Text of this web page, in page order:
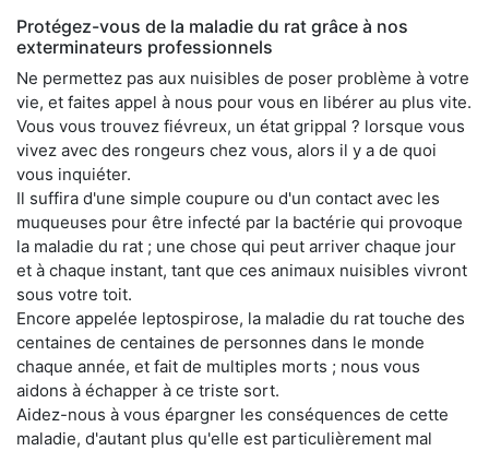
Protégez-vous de la maladie du rat grâce à nos
exterminateurs professionnels
Ne permettez pas aux nuisibles de poser problème à votre
vie, et faites appel à nous pour vous en libérer au plus vite.
Vous vous trouvez fiévreux, un état grippal ? lorsque vous
vivez avec des rongeurs chez vous, alors il y a de quoi
vous inquiéter.
Il suffira d'une simple coupure ou d'un contact avec les
muqueuses pour être infecté par la bactérie qui provoque
la maladie du rat ; une chose qui peut arriver chaque jour
et à chaque instant, tant que ces animaux nuisibles vivront
sous votre toit.
Encore appelée leptospirose, la maladie du rat touche des
centaines de centaines de personnes dans le monde
chaque année, et fait de multiples morts ; nous vous
aidons à échapper à ce triste sort.
Aidez-nous à vous épargner les conséquences de cette
maladie, d'autant plus qu'elle est particulièrement mal